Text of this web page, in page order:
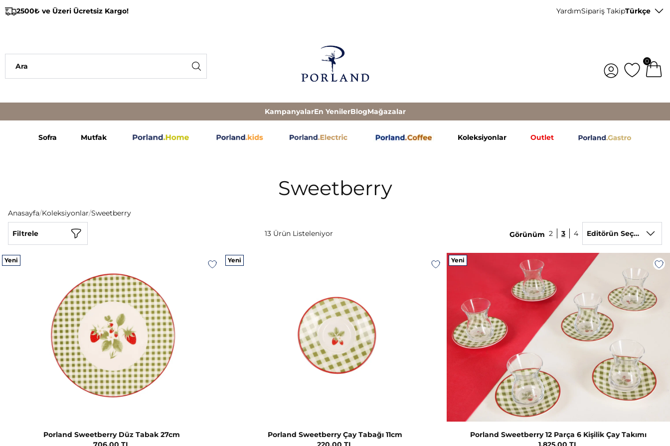
2500₺ ve Üzeri Ücretsiz Kargo! YardımSipariş TakipTürkçe
0
KampanyalarEn YenilerBlogMağazalar
Sofra Mutfak Koleksiyonlar Outlet
Sweetberry
Anasayfa/Koleksiyonlar/Sweetberry
13 Ürün Listeleniyor
Filtrele Görünüm 4
3
2 Editörün Seçimi
Yeni
Porland Sweetberry Düz Tabak 27cm
Yeni
Porland Sweetberry Çay Tabağı 11cm
Yeni
Porland Sweetberry 12 Parça 6 Kişilik Çay Takımı